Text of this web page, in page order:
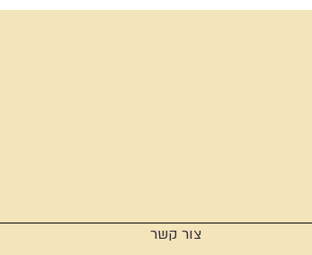
צור קשר